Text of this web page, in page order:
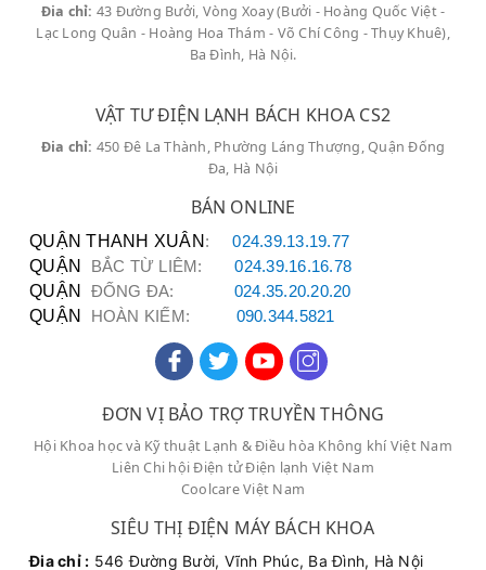
100% Kỹ sư, Kỹ thuật viên chuyên ngành
Đảm nhiệm
: Đảm bảo chẩn đoán lỗi chính xác
Sửa chữa tại nhà : Tiện lợi, không cần mang
vác cồng kềnh, phục vụ nhanh chóng khu vực
**Mộ Lao** trong vòng 30 phút.
Linh kiện chính hãng
nguồn gốc rõ ràng, bảo hành dài hạn.
Giá cả minh bạch
: Báo giá cụ thể trước khi
Phục vụ nhanh chóng
: Phản ứng kịp thời qua
hotline sửa máy sưởi090.222.3456.
Đánh Giá Của Khách Hàng
Tại Khu Vực ĐườngMộ
Đia chỉ: 43 Đường Bưởi, Vòng Xoay (Bưởi - Hoàng Quốc Việt -
Lạc Long Quân - Hoàng Hoa Thám - Võ Chí Công - Thụy Khuê),
Ba Đình, Hà Nội.
VẬT TƯ ĐIỆN LẠNH BÁCH KHOA CS2
Đia chỉ: 450 Đê La Thành, Phường Láng Thượng, Quận Đống
Đa, Hà Nội
BÁN ONLINE
QUẬN THANH XUÂN :024.39.13.19.77
QUẬN BẮC TỪ LIÊM:024.39.16.16.78
QUẬN ĐỐNG ĐA: 024.35.20.20.20
QUẬN HOÀN KIẾM: 090.344.5821
ĐƠN VỊ BẢO TRỢ TRUYỀN THÔNG
Hội Khoa học và Kỹ thuật Lạnh & Điều hòa Không khí Việt Nam
Liên Chi hội Điện tử Điện lạnh Việt Nam
Coolcare Việt Nam
SIÊU THỊ ĐIỆN MÁY BÁCH KHOA
Đia chỉ : 546 Đường Bười, Vĩnh Phúc, Ba Đình, Hà Nội